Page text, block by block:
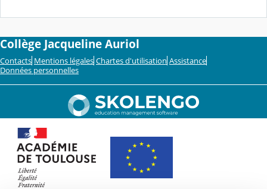
Collège Jacqueline Auriol
Contacts Mentions légales Chartes d'utilisation Assistance
Données personnelles